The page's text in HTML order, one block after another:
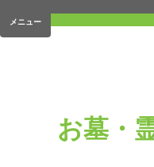
メニュー
お墓・